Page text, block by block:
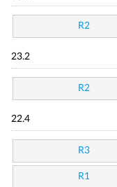
R2
23.2
R2
22.4
R3
R1